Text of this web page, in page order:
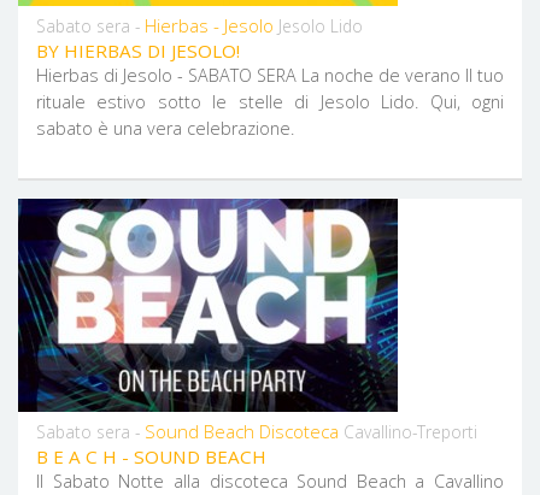
Sabato sera - Hierbas - Jesolo Jesolo Lido
BY HIERBAS DI JESOLO!
Hierbas di Jesolo - SABATO SERA La noche de verano Il tuo
rituale estivo sotto le stelle di Jesolo Lido. Qui, ogni
sabato è una vera celebrazione.
Sabato sera - Sound Beach Discoteca Cavallino-Treporti
B E A C H - SOUND BEACH
Il Sabato Notte alla discoteca Sound Beach a Cavallino